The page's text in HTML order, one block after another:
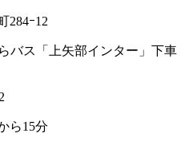
284ｰ12
バス「上矢部インター」下車
ら15分